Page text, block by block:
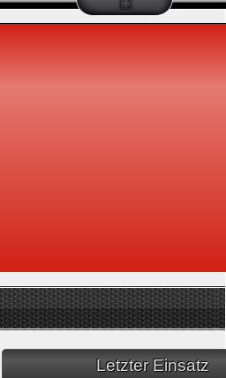
Letzter Einsatz